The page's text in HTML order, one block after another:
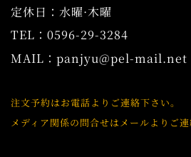
定休日：水曜·木曜
TEL：0596-29-3284
MAIL： panjyu@pel-mail.net
注文予約はお電話よりご連絡下さい。
メディア関係の問合せはメールよりご連